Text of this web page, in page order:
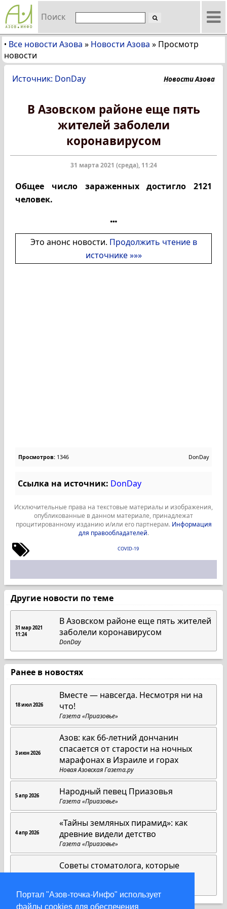
Портал "Азов-точка-Инфо" использует
файлы cookies для обеспечения
Поиск
• Все новости Азова » Новости Азова » Просмотр
новости
Источник: DonDay Новости Азова
В Азовском районе еще пять
жителей заболели
коронавирусом
31 марта 2021 (среда), 11:24
Общее число зараженных достигло 2121
человек.
Это анонс новости. Продолжить чтение в
источнике »»»
Просмотров: 1346 DonDay
Ссылка на источник: DonDay
Исключительные права на текстовые материалы и изображения,
опубликованные в данном материале, принадлежат
процитированному изданию и/или его партнерам. Информация
для правообладателей.
COVID-19
Другие новости по теме
31 мар 2021
11:24
В Азовском районе еще пять жителей
заболели коронавирусом
DonDay
Ранее в новостях
18 июл 2026
Вместе — навсегда. Несмотря ни на
что!
Газета «Приазовье»
3 июн 2026
Азов: как 66-летний дончанин
спасается от старости на ночных
марафонах в Израиле и горах
Новая Азовская Газета.ру
5 апр 2026 Народный певец Приазовья
Газета «Приазовье»
4 апр 2026
«Тайны земляных пирамид»: как
древние видели детство
Газета «Приазовье»
Советы стоматолога, которые